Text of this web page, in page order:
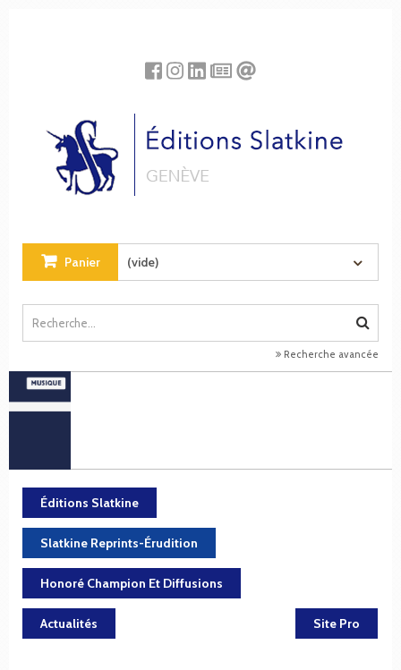
Panier (vide)
Recherche avancée
Éditions Slatkine
Slatkine Reprints-Érudition
Honoré Champion Et Diffusions
Actualités Site Pro